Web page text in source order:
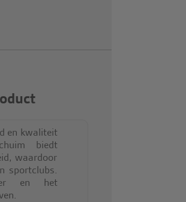
en kwaliteit
biedt
waardoor
sportclubs.
en het